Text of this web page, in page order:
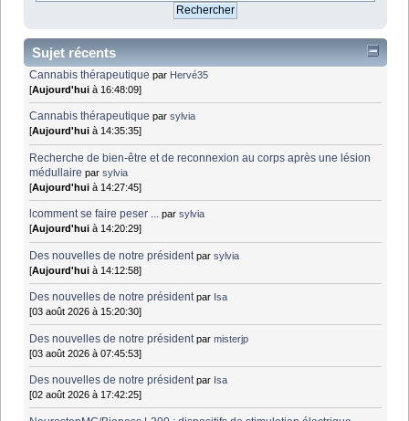
Sujet récents
Cannabis thérapeutique par Hervé35
[Aujourd'hui à 16:48:09]
Cannabis thérapeutique parsylvia
[Aujourd'hui à 14:35:35]
Recherche de bien-être et de reconnexion au corps après une lésion
médullaire parsylvia
[Aujourd'hui à 14:27:45]
lcomment se faire peser ... parsylvia
[Aujourd'hui à 14:20:29]
Des nouvelles de notre président parsylvia
[Aujourd'hui à 14:12:58]
Des nouvelles de notre président par Isa
[03 août 2026 à 15:20:30]
Des nouvelles de notre président parmisterjp
[03 août 2026 à 07:45:53]
Des nouvelles de notre président par Isa
[02 août 2026 à 17:42:25]